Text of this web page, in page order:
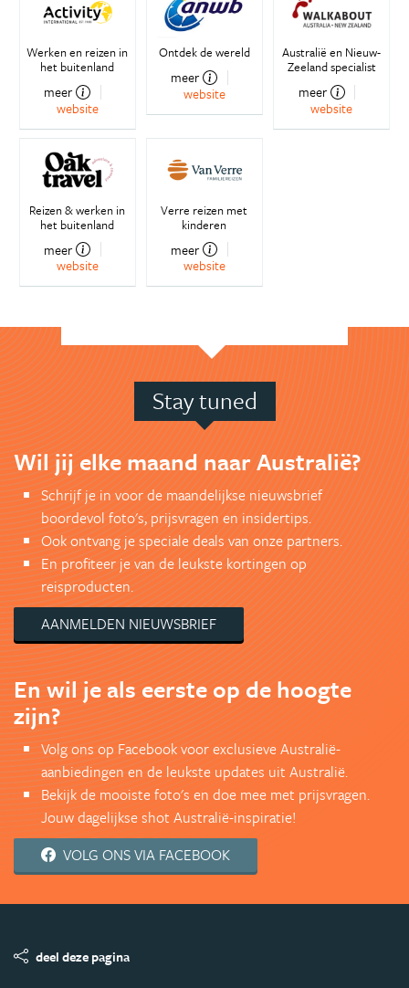
Werken en reizen in
het buitenland
meer
website
Ontdek de wereld
meer
website
Australië en Nieuw-
Zeeland specialist
meer
website
Reizen & werken in
het buitenland
meer
website
Verre reizen met
kinderen
meer
website
Stay tuned
Wil jij elke maand naar Australië?
Schrijf je in voor de maandelijkse nieuwsbrief
boordevol foto's, prijsvragen en insidertips.
Ook ontvang je speciale deals van onze partners.
En profiteer je van de leukste kortingen op
reisproducten.
AANMELDEN NIEUWSBRIEF
En wil je als eerste op de hoogte
zijn?
Volg ons op Facebook voor exclusieve Australië-
aanbiedingen en de leukste updates uit Australië.
Bekijk de mooiste foto's en doe mee met prijsvragen.
Jouw dagelijkse shot Australië-inspiratie!
VOLG ONS VIA FACEBOOK
deel deze pagina